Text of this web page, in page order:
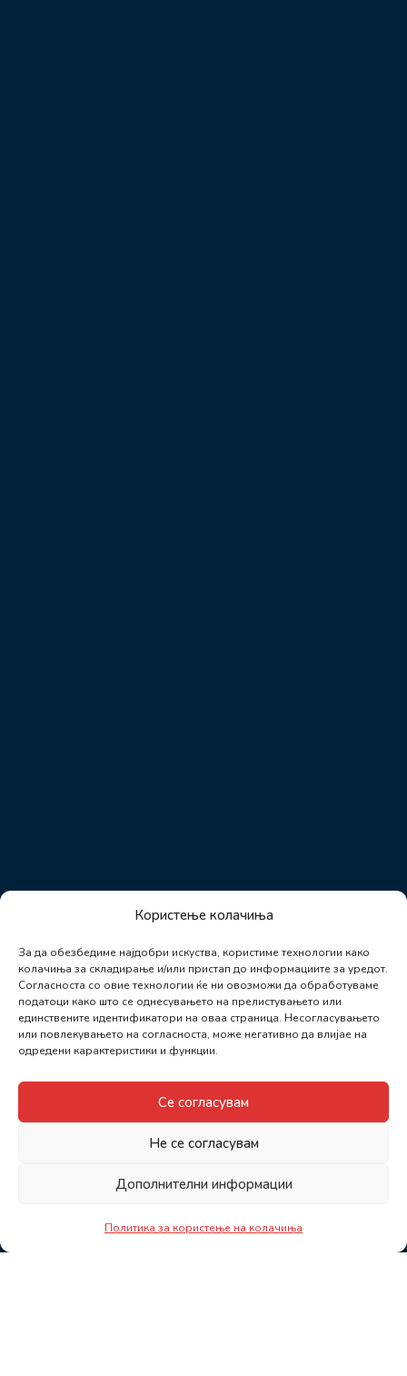
Користење колачиња
За да обезбедиме најдобри искуства, користиме технологии како
колачиња за складирање и/или пристап до информациите за уредот.
Согласноста со овие технологии ќе ни овозможи да обработуваме
податоци како што се однесувањето на прелистувањето или
единствените идентификатори на оваа страница. Несогласувањето
или повлекувањето на согласноста, може негативно да влијае на
одредени карактеристики и функции.
Се согласувам
Не се согласувам
Дополнителни информации
Политика за користење на колачиња